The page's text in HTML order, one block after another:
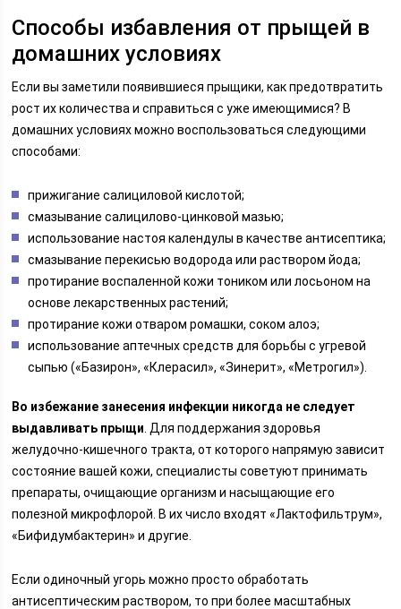
Способы избавления от прыщей в
домашних условиях
Если вы заметили появившиеся прыщики, как предотвратить
рост их количества и справиться с уже имеющимися? В
домашних условиях можно воспользоваться следующими
способами:
прижигание салициловой кислотой;
смазывание салицилово-цинковой мазью;
использование настоя календулы в качестве антисептика;
смазывание перекисью водорода или раствором йода;
протирание воспаленной кожи тоником или лосьоном на
основе лекарственных растений;
протирание кожи отваром ромашки, соком алоэ;
использование аптечных средств для борьбы с угревой
сыпью («Базирон», «Клерасил», «Зинерит», «Метрогил»).
Во избежание занесения инфекции никогда не следует
выдавливать прыщи . Для поддержания здоровья
желудочно-кишечного тракта, от которого напрямую зависит
состояние вашей кожи, специалисты советуют принимать
препараты, очищающие организм и насыщающие его
полезной микрофлорой. В их число входят «Лактофильтрум»,
«Бифидумбактерин» и другие.
Если одиночный угорь можно просто обработать
антисептическим раствором, то при более масштабных